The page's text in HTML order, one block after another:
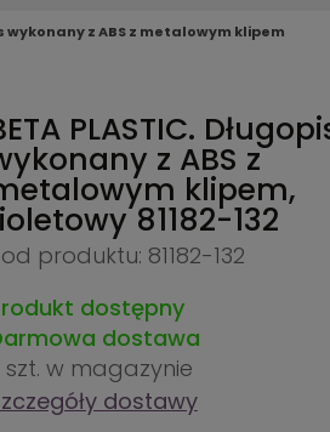
wykonany z ABS z metalowym klipem
PLASTIC.
z ABS z
klipem,
81182-132
produktu: 81182-132
dostępny
dostawa
szt. w magazynie
dostawy